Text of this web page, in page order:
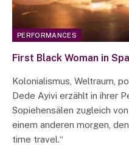
PERFORMANCES
First Black Woman in
Kolonialismus, Weltraum,
Dede Ayivi erzählt in ihrer
Sopiehensälen zugleich
einem anderen morgen,
time travel.“